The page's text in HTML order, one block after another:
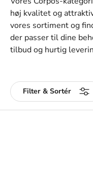
høj kvalitet og
vores sortiment og
der passer til dine
tilbud og hurtig
Filter & Sortér